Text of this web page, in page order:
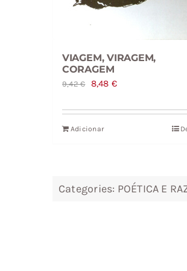
VIAGEM, VIRAGEM,
CORAGEM
9,42€
O
original
era:
8,48 €O
atual
Adicionar
Categories: POÉTICA E